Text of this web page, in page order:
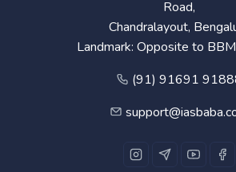
Road,
Chandralayout,
Landmark: Opposite to
(91) 91691